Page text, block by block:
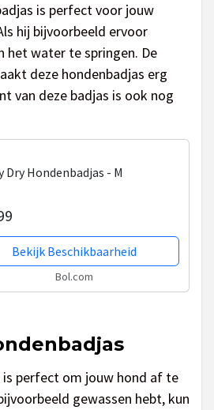
is perfect voor jouw
hij bijvoorbeeld ervoor
het water te springen. De
deze hondenbadjas erg
van deze badjas is ook nog
Dry Hondenbadjas - M
Bekijk Beschikbaarheid
Bol.com
is perfect om jouw hond af te
gewassen hebt, kun